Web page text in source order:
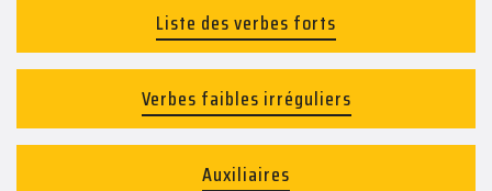
Liste des verbes forts
Verbes faibles irréguliers
Auxiliaires